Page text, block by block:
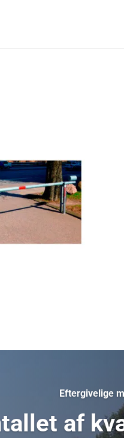
Eftergivelige
af